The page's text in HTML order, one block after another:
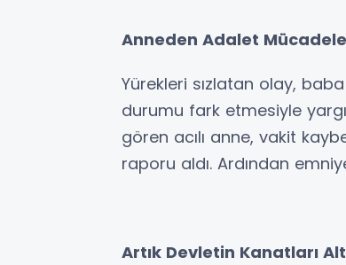
Anneden Adalet
Yürekleri sızlatan olay,
durumu fark etmesiyle
gören acılı anne, vakit
raporu aldı. Ardından
Artık Devletin Kanatları